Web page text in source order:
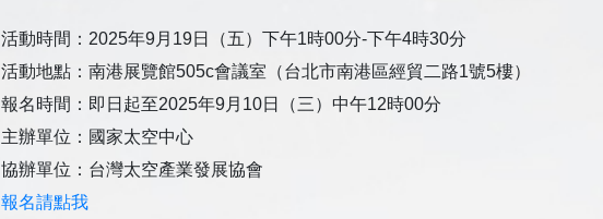
活動時間：2025年9月19日（五）下午1時00分-下午4時30分
活動地點：南港展覽館505c會議室（台北市南港區經貿二路1號5樓）
報名時間：即日起至2025年9月10日（三）中午12時00分
主辦單位：國家太空中心
協辦單位：台灣太空產業發展協會
報名請點我